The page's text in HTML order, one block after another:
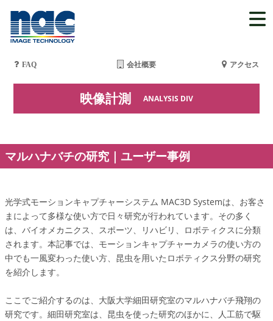
FAQ 会社概要 アクセス
映像計測 ANALYSIS DIV
マルハナバチの研究｜ユーザー事例
光学式モーションキャプチャーシステム MAC3D Systemは、お客さ
まによって多様な使い方で日々研究が行われています。その多く
は、バイオメカニクス、スポーツ、リハビリ、ロボティクスに分類
されます。本記事では、モーションキャプチャーカメラの使い方の
中でも一風変わった使い方、昆虫を用いたロボティクス分野の研究
を紹介します。
ここでご紹介するのは、大阪大学細田研究室のマルハナバチ飛翔の
研究です。細田研究室は、昆虫を使った研究のほかに、人工筋で駆